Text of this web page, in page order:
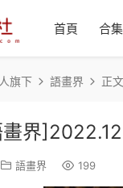
首頁 合集
旗下 語畫界 正文
畫界
語畫界 199